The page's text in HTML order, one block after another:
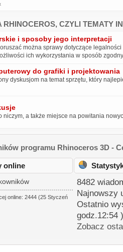
RHINOCEROS, CZYLI TEMATY
i sposoby jego interpretacji
można sprawy dotyczące
ich wykorzystania w sposób
do grafiki i projektowania
dyskusjom na temat sprzętu, który
niczym, a także miejsce na powitania
programu Rhinoceros 3D -
online
online: 2444 (25 Styczeń
8482
Najnowszy
Ostatnio
godz.12:54
Zobacz